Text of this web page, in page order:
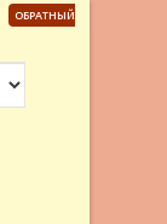
ОБРАТНЫЙ